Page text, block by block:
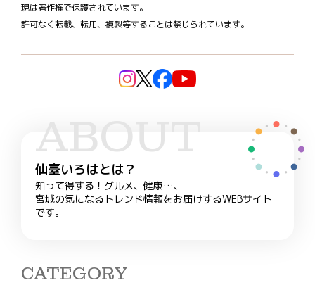
現は著作権で保護されています。
許可なく転載、転用、複製等することは禁じられています。
ABOUT
仙臺いろはとは？
知って得する！グルメ、健康…、
宮城の気になるトレンド情報をお届けするWEBサイト
です。
CATEGORY